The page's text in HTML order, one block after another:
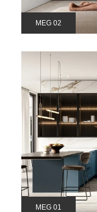
MEG 02
MEG 01